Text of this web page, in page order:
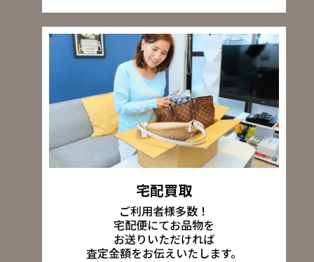
宅配買取
ご利用者様多数！
宅配便にてお品物を
お送りいただければ
査定金額をお伝えいたします。